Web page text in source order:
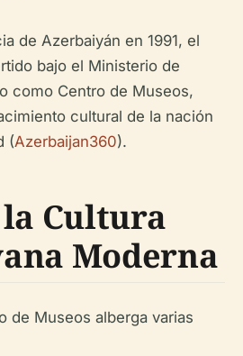
de Azerbaiyán en 1991, el
bajo el Ministerio de
como Centro de Museos,
cultural de la nación
(Azerbaijan360).
Cultura
Moderna
de Museos alberga varias